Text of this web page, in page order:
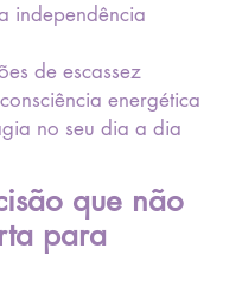
independência
de escassez
energética
no seu dia a dia
que não
para